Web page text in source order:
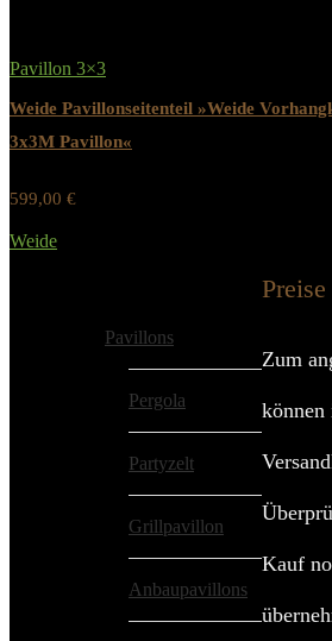
Pavillon 3×3
Weide Pavillonseitenteil »Weide
3x3M Pavillon«
599,00 €
Weide
Pavillons
Pergola
Partyzelt
Grillpavillon
Anbaupavillons
Zum
können
Kauf